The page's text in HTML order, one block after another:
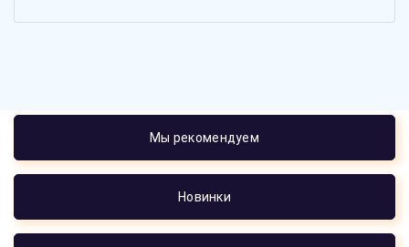
Мы рекомендуем
Новинки